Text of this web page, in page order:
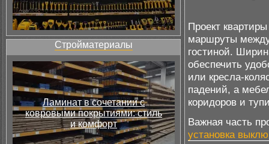
Стройматериалы
Ламинат в сочетании с
ковровыми покрытиями: стиль
и комфорт
Проект
маршруты
гостиной.
обеспечить
или кресла-
падений, а
коридоров и
Важная часть
установка